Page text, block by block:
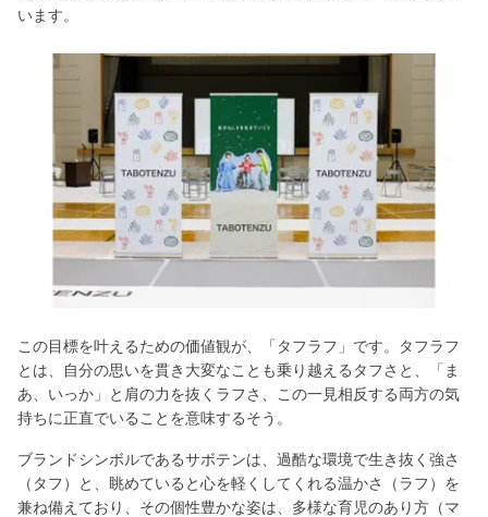
います。
この目標を叶えるための価値観が、「タフラフ」です。タフラフ
とは、自分の思いを貫き大変なことも乗り越えるタフさと、「ま
あ、いっか」と肩の力を抜くラフさ、この一見相反する両方の気
持ちに正直でいることを意味するそう。
ブランドシンボルであるサボテンは、過酷な環境で生き抜く強さ
（タフ）と、眺めていると心を軽くしてくれる温かさ（ラフ）を
兼ね備えており、その個性豊かな姿は、多様な育児のあり方（マ